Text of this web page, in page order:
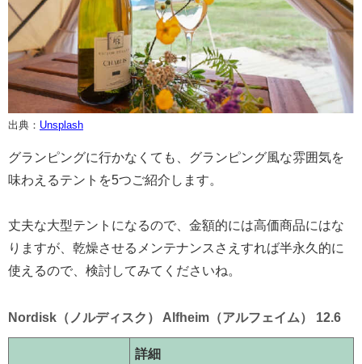
出典： Unsplash
グランピングに行かなくても、グランピング風な雰囲気を
味わえるテントを5つご紹介します。
丈夫な大型テントになるので、金額的には高価商品にはな
りますが、乾燥させるメンテナンスさえすれば半永久的に
使えるので、検討してみてくださいね。
Nordisk（ノルディスク） Alfheim（アルフェイム） 12.6
詳細